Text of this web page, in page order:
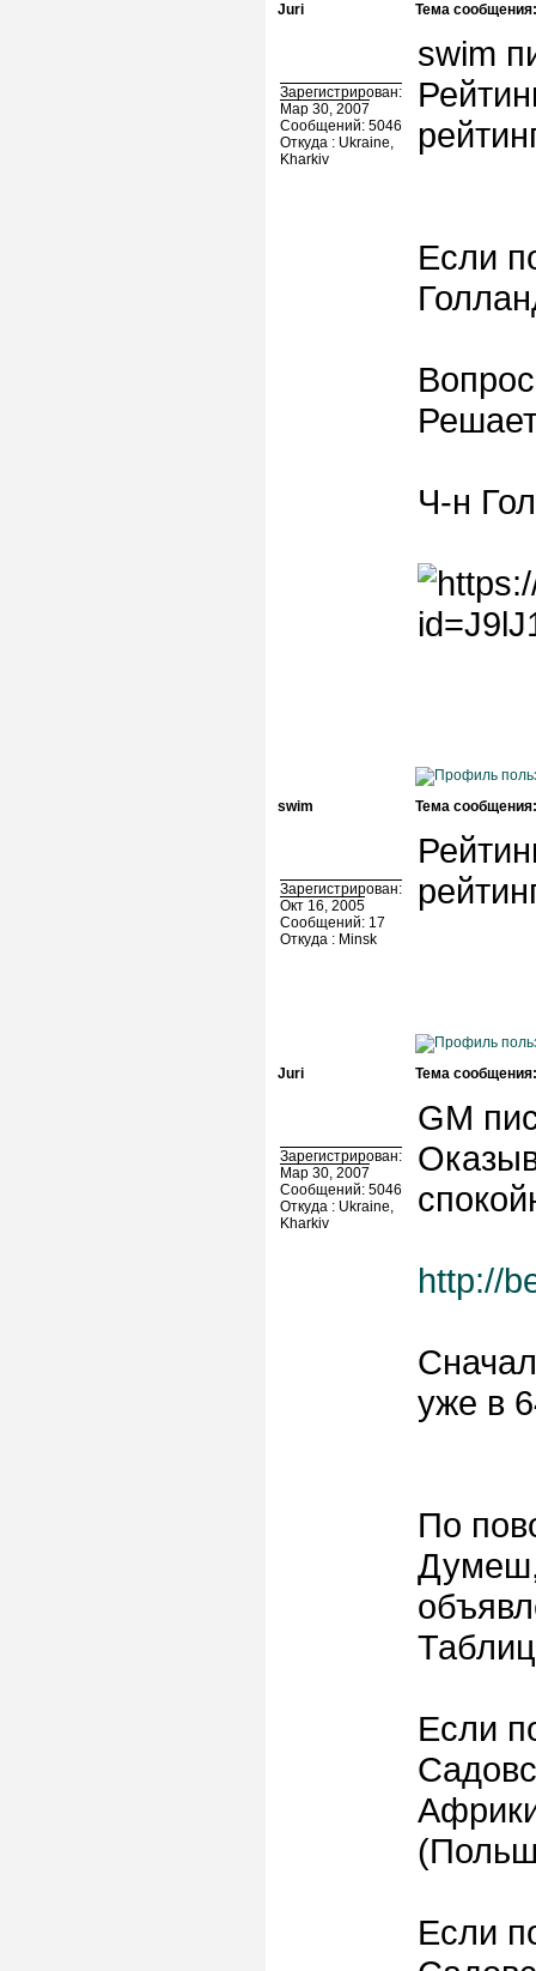
Juri Тема сообщения:
Зарегистрирован:
Мар 30, 2007
Сообщений: 5046
Откуда : Ukraine,
Kharkiv
swim
Если
Ч-н
swim Тема сообщения:
Зарегистрирован:
Окт 16, 2005
Сообщений: 17
Откуда : Minsk
Juri Тема сообщения:
Зарегистрирован:
Мар 30, 2007
Сообщений: 5046
Откуда : Ukraine,
Kharkiv
GM
http://
уже в
По
Думеш,
Если
Если